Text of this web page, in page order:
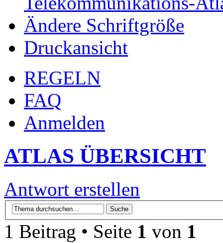
Ändere Schriftgröße
Druckansicht
REGELN
FAQ
Anmelden
ATLAS ÜBERSICHT
Antwort erstellen
1 Beitrag • Seite 1 von 1